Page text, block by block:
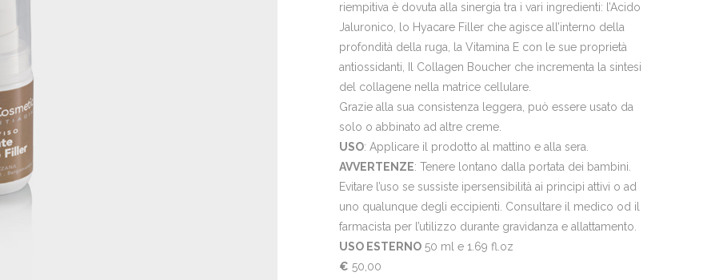
riempitiva è dovuta alla sinergia tra i vari ingredienti: l’Acido
Jaluronico, lo Hyacare Filler che agisce all’interno della
profondità della ruga, la Vitamina E con le sue proprietà
antiossidanti, Il Collagen Boucher che incrementa la sintesi
del collagene nella matrice cellulare.
Grazie alla sua consistenza leggera, può essere usato da
solo o abbinato ad altre creme.
USO: Applicare il prodotto al mattino e alla sera.
AVVERTENZE: Tenere lontano dalla portata dei bambini.
Evitare l’uso se sussiste ipersensibilità ai principi attivi o ad
uno qualunque degli eccipienti. Consultare il medico od il
farmacista per l’utilizzo durante gravidanza e allattamento.
USO ESTERNO50 ml e 1.69 fl.oz
€ 50,00